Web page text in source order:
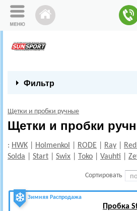
Фильтр
Щетки и пробки ручные
Щетки и пробки
: HWK Holmenkol RODE Ray
Solda
Start Swix Toko Vauhti
Сортировать
Зимняя Распродажа
Пробка